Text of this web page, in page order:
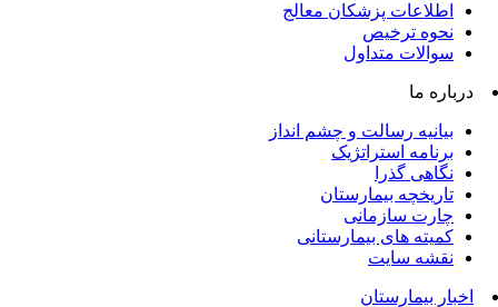
اطلاعات پزشکان معالج
نحوه ترخیص
سوالات متداول
درباره ما
بیانیه رسالت و چشم انداز
برنامه استراتژیک
نگاهی گذرا
تاریخچه بیمارستان
چارت سازمانی
کمیته های بیمارستانی
نقشه سایت
اخبار بیمارستان